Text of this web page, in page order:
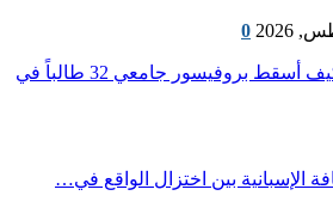
0
مصيدة «النص الخفي».. كيف أسقط بروفيسور جامعي 32 طالباً في
الإسبانية بين اختزال الواقع في…